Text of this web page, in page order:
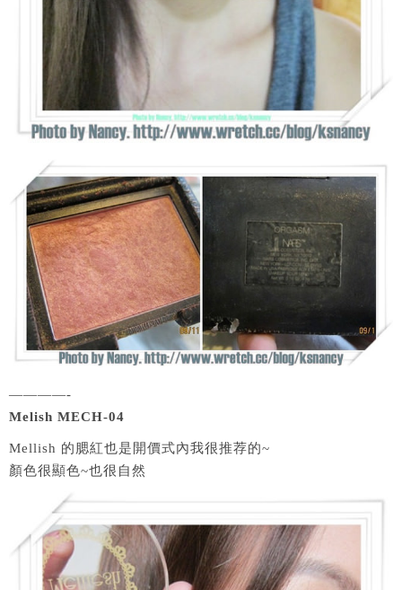
————-
Melish MECH-04
Mellish 的腮紅也是開價式內我很推荐的~
顏色很顯色~也很自然